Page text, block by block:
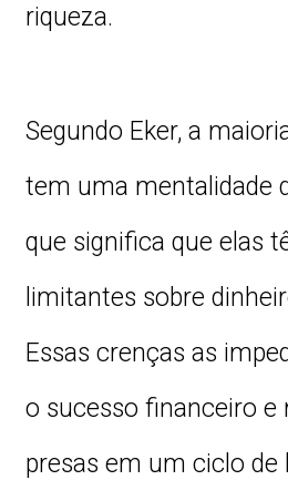
riqueza.
Segundo Eker, a
tem uma mentalidade
que significa que elas
limitantes sobre
Essas crenças as
o sucesso financeiro e
presas em um ciclo de